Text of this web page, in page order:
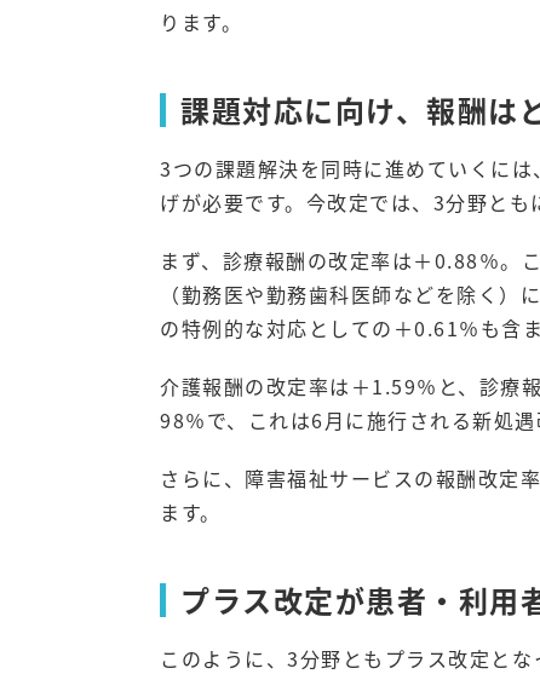
ります。
課題対応に向け、報酬は
3つの課題解決を同時に進めていくに
げが必要です。今改定では、3分野とも
まず、診療報酬の改定率は＋0.88％。
（勤務医や勤務歯科医師などを除く
の特例的な対応としての＋0.61％も含ま
介護報酬の改定率は＋1.59％と、診療
98％で、これは6月に施行される新処
さらに、障害福祉サービスの報酬改定
ます。
プラス改定が患者・利用
このように、3分野ともプラス改定と